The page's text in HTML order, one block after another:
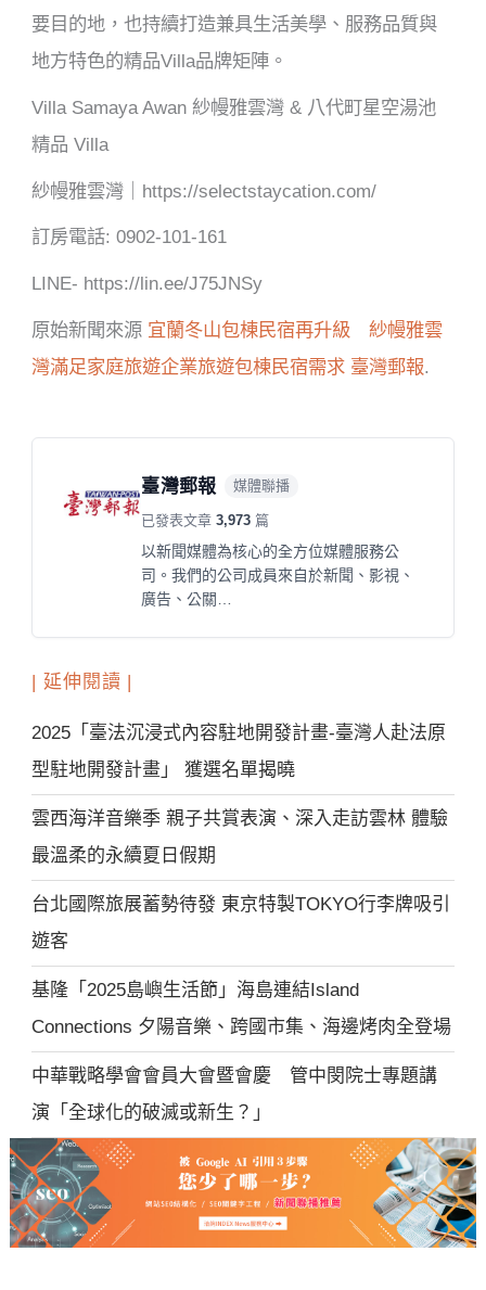
要目的地，也持續打造兼具生活美學、服務品質與
地方特色的精品Villa品牌矩陣。
Villa Samaya Awan 紗幔雅雲灣 & 八代町星空湯池
精品 Villa
紗幔雅雲灣｜https://selectstaycation.com/
訂房電話: 0902-101-161
LINE- https://lin.ee/J75JNSy
原始新聞來源 宜蘭冬山包棟民宿再升級 紗幔雅雲
灣滿足家庭旅遊企業旅遊包棟民宿需求 臺灣郵報.
臺灣郵報 媒體聯播
已發表文章3,973 篇
以新聞媒體為核心的全方位媒體服務公
司。我們的公司成員來自於新聞、影視、
廣告、公關…
| 延伸閱讀 |
2025「臺法沉浸式內容駐地開發計畫-臺灣人赴法原
型駐地開發計畫」 獲選名單揭曉
雲西海洋音樂季 親子共賞表演、深入走訪雲林 體驗
最溫柔的永續夏日假期
台北國際旅展蓄勢待發 東京特製TOKYO行李牌吸引
遊客
基隆「2025島嶼生活節」海島連結Island
Connections 夕陽音樂、跨國市集、海邊烤肉全登場
中華戰略學會會員大會暨會慶 管中閔院士專題講
演「全球化的破滅或新生？」